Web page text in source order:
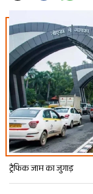
ट्रैफिक जाम का जुगाड़